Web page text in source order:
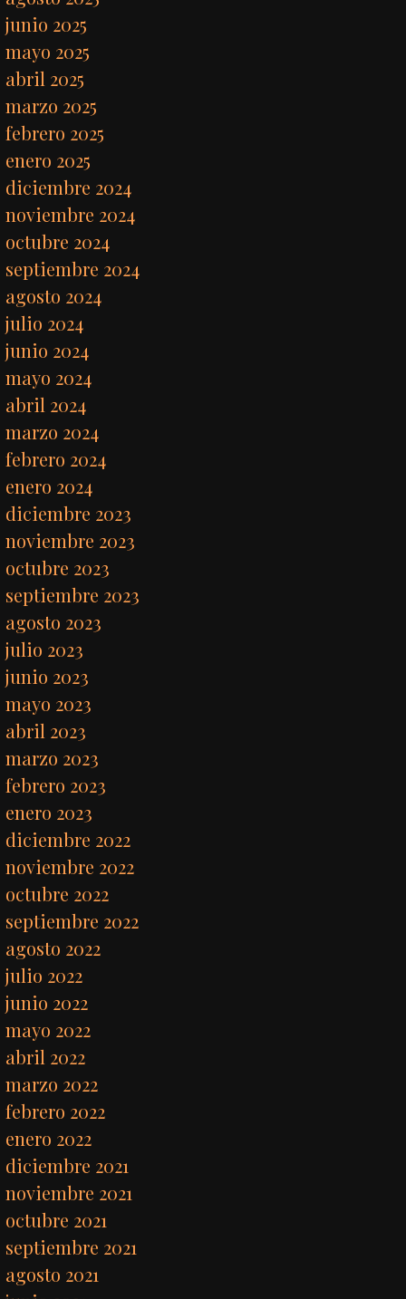
junio 2025
mayo 2025
abril 2025
marzo 2025
febrero 2025
enero 2025
diciembre 2024
noviembre 2024
octubre 2024
septiembre 2024
agosto 2024
julio 2024
junio 2024
mayo 2024
abril 2024
marzo 2024
febrero 2024
enero 2024
diciembre 2023
noviembre 2023
octubre 2023
septiembre 2023
agosto 2023
julio 2023
junio 2023
mayo 2023
abril 2023
marzo 2023
febrero 2023
enero 2023
diciembre 2022
noviembre 2022
octubre 2022
septiembre 2022
agosto 2022
julio 2022
junio 2022
mayo 2022
abril 2022
marzo 2022
febrero 2022
enero 2022
diciembre 2021
noviembre 2021
octubre 2021
septiembre 2021
agosto 2021